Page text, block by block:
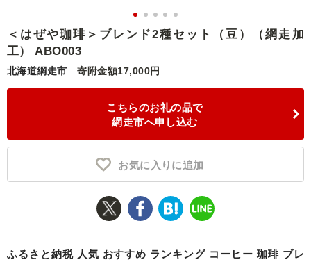
ランキング
特集・おすすめ
＜はぜや珈琲＞ブレンド2種セット（豆）（網走加
工） ABO003
北海道網走市 寄附金額17,000円
こちらのお礼の品で
網走市へ申し込む
お気に入りに追加
ふるさと納税 人気 おすすめ ランキング コーヒー 珈琲 ブレ